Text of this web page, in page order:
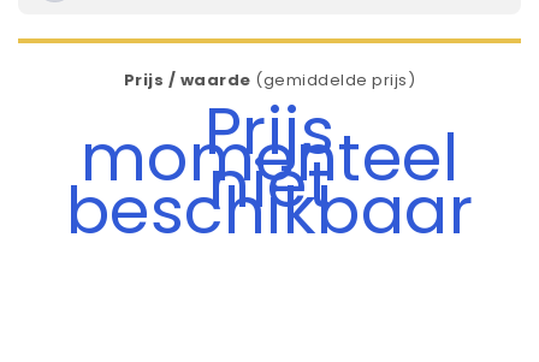
Prijs / waarde (gemiddelde prijs)
Prijs
momenteel
niet
beschikbaar